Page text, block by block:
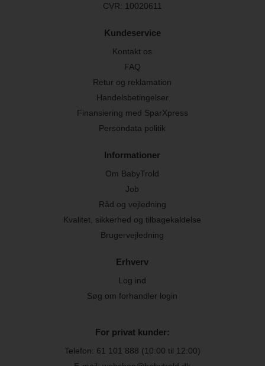
CVR: 10020611
Kundeservice
Kontakt os
FAQ
Retur og reklamation
Handelsbetingelser
Finansiering med SparXpress
Persondata politik
Informationer
Om BabyTrold
Job
Råd og vejledning
Kvalitet, sikkerhed og tilbagekaldelse
Brugervejledning
Erhverv
Log ind
Søg om forhandler login
For privat kunder:
Telefon: 61 101 888 (10:00 til 12:00)